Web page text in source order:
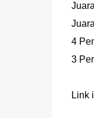
4
3
Link